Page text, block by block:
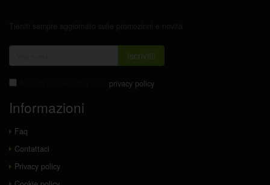
Iscriviti!
privacy policy
Informazioni
Faq
Contattaci
Privacy policy